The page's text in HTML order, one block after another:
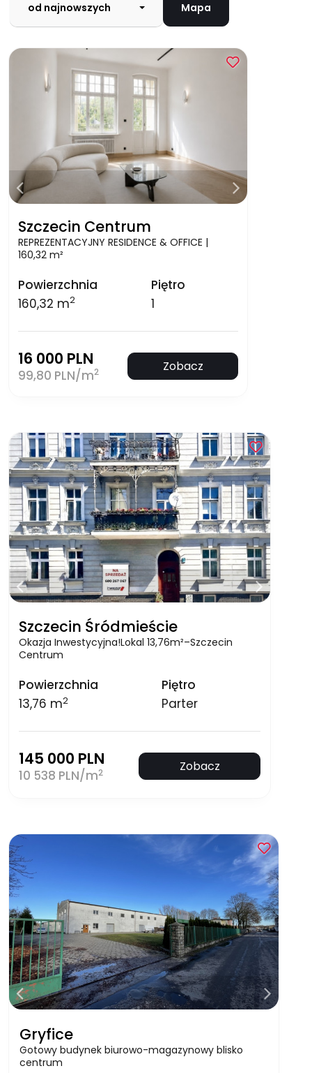
od najnowszych
Mapa
Szczecin Centrum
REPREZENTACYJNY RESIDENCE & OFFICE |
160,32 m²
Powierzchnia
160,32 m2
Piętro
1
16 000 PLN
99,80 PLN/m2 Zobacz
Szczecin Śródmieście
Okazja Inwestycyjna!Lokal 13,76m²–Szczecin
Centrum
Powierzchnia
13,76 m2
Piętro
Parter
145 000 PLN
10 538 PLN/m2 Zobacz
Gryfice
Gotowy budynek biurowo-magazynowy blisko
centrum